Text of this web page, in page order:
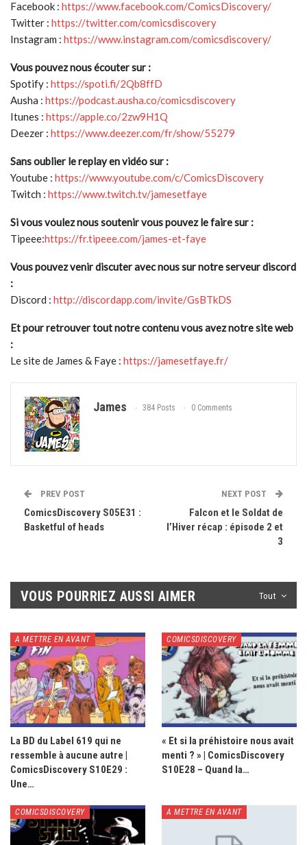
Facebook : https://www.facebook.com/ComicsDiscovery/
Twitter : https://twitter.com/comicsdiscovery
Instagram : https://www.instagram.com/comicsdiscovery/
Vous pouvez nous écouter sur :
Spotify : https://spoti.fi/2Qb8ffD
Ausha : https://podcast.ausha.co/comicsdiscovery
Itunes : https://apple.co/2zw9H1Q
Deezer : https://www.deezer.com/fr/show/55279
Sans oublier le replay en vidéo sur :
Youtube : https://www.youtube.com/c/ComicsDiscovery
Twitch : https://www.twitch.tv/jamesetfaye
Si vous voulez nous soutenir vous pouvez le faire sur :
Tipeee:https://fr.tipeee.com/james-et-faye
Vous pouvez venir discuter avec nous sur notre serveur discord
:
Discord : http://discordapp.com/invite/GsBTkDS
Et pour retrouver tout notre contenu vous avez notre site web
:
Le site de James & Faye : https://jamesetfaye.fr/
James 384 Posts 0 Comments
PREV POST
ComicsDiscovery S05E31 :
Basketful of heads
NEXT POST
Falcon et le Soldat de
l’Hiver récap : épisode 2 et
3
Tout
VOUS POURRIEZ AUSSI AIMER
A METTRE EN AVANT
La BD du Label 619 qui ne
ressemble à aucune autre |
ComicsDiscovery S10E29 :
Une…
COMICSDISCOVERY
« Et si la préhistoire nous avait
menti ? » | ComicsDiscovery
S10E28 – Quand la…
COMICSDISCOVERY A METTRE EN AVANT